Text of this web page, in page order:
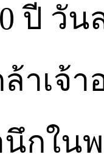
ปี วั
าเจ้
นึกใ